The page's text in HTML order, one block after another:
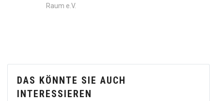
Raum e.V.
DAS KÖNNTE SIE AUCH
INTERESSIEREN